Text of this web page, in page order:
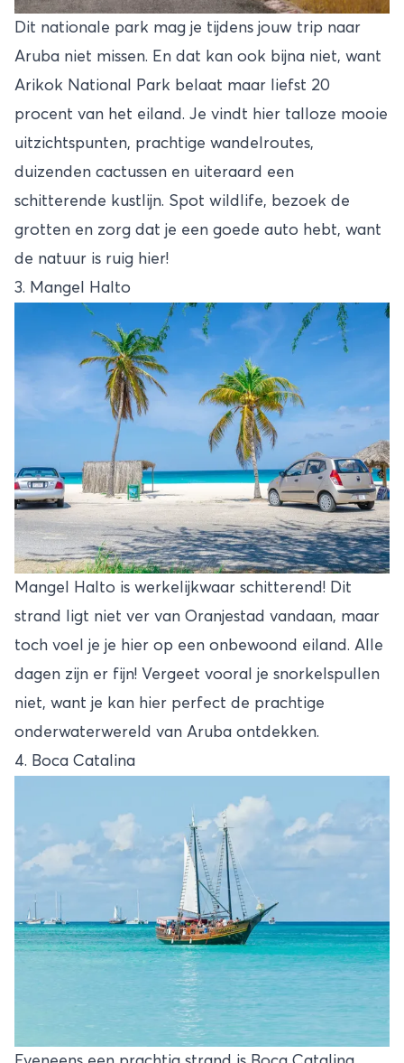
Dit nationale park mag je tijdens jouw trip naar
Aruba niet missen. En dat kan ook bijna niet, want
Arikok National Park belaat maar liefst 20
procent van het eiland. Je vindt hier talloze mooie
uitzichtspunten, prachtige wandelroutes,
duizenden cactussen en uiteraard een
schitterende kustlijn. Spot wildlife, bezoek de
grotten en zorg dat je een goede auto hebt, want
de natuur is ruig hier!
3. Mangel Halto
Mangel Halto is werkelijkwaar schitterend! Dit
strand ligt niet ver van Oranjestad vandaan, maar
toch voel je je hier op een onbewoond eiland. Alle
dagen zijn er fijn! Vergeet vooral je snorkelspullen
niet, want je kan hier perfect de prachtige
onderwaterwereld van Aruba ontdekken.
4. Boca Catalina